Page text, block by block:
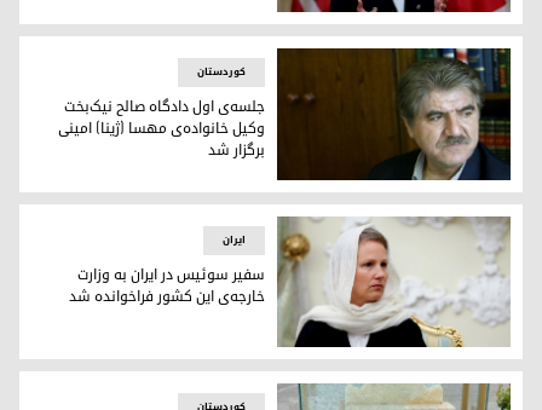
ملانی جولی، وزیر خارجه‌ی کانادا
ضالح نیك‌بخت، وکیل خانواده‌ی ژینا امینی
کوردستان
جلسه‌ی اول دادگاه صالح نیک‌بخت
وکیل خانواده‌ی مهسا (ژینا) امینی
برگزار شد
نادین اولیوری لوزانو، سفیر سوئیس در ایران
ایران
سفیر سوئیس در ایران به وزارت
خارجه‌ی این کشور فراخوانده شد